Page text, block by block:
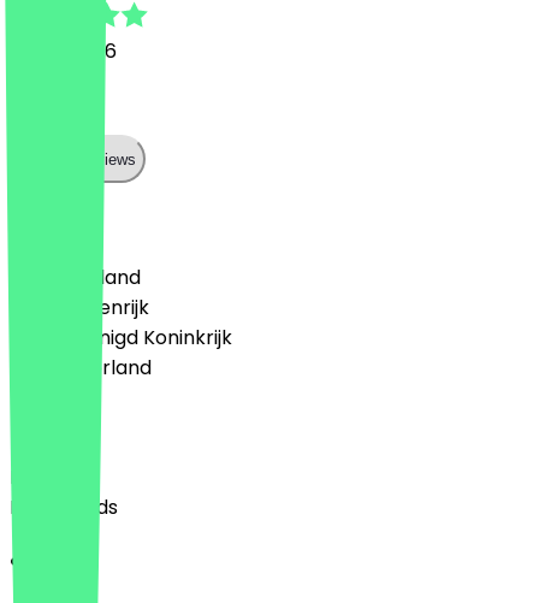
13 mei 2026
Show all reviews
🇩🇪 Duitsland
🇦🇹 Oostenrijk
🇬🇧 Verenigd Koninkrijk
🇳🇱 Nederland
Taal
English
Nederlands
Over